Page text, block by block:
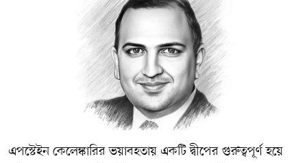
এপস্টেইন কেলেঙ্কারির ভয়াবহতায় একটি দ্বীপের গুরুত্বপূর্ণ হয়ে